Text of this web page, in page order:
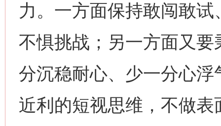
力。一方面保持敢闯敢
不惧挑战；另一方面又要
分沉稳耐心、少一分心
近利的短视思维，不做